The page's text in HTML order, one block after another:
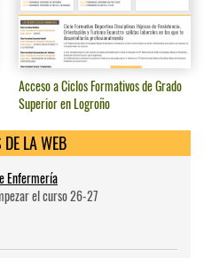
Acceso a Ciclos Formativos de Grado
Superior en Logroño
LA WEB
Enfermería
el curso 26-27